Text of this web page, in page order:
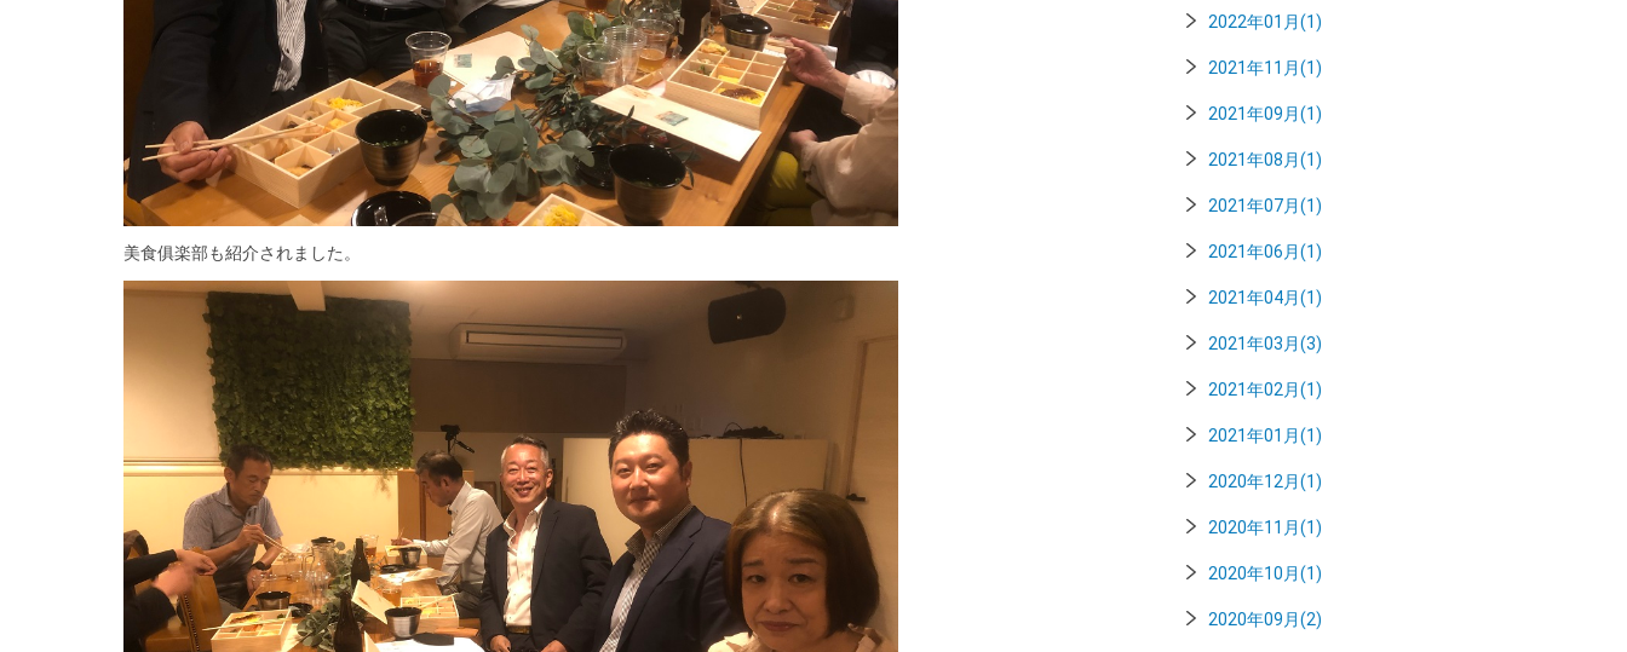
美食俱楽部も紹介されました。
2022年01月(1)
2021年11月(1)
2021年09月(1)
2021年08月(1)
2021年07月(1)
2021年06月(1)
2021年04月(1)
2021年03月(3)
2021年02月(1)
2021年01月(1)
2020年12月(1)
2020年11月(1)
2020年10月(1)
2020年09月(2)